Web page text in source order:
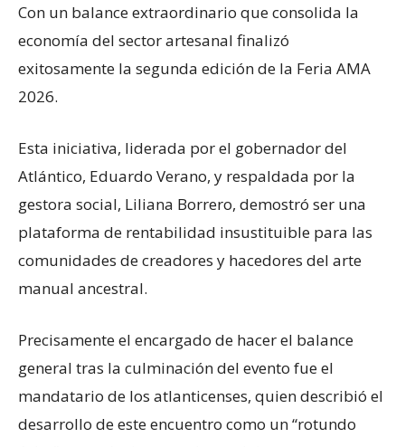
Con un balance extraordinario que consolida la
economía del sector artesanal finalizó
exitosamente la segunda edición de la Feria AMA
2026.
Esta iniciativa, liderada por el gobernador del
Atlántico, Eduardo Verano, y respaldada por la
gestora social, Liliana Borrero, demostró ser una
plataforma de rentabilidad insustituible para las
comunidades de creadores y hacedores del arte
manual ancestral.
Precisamente el encargado de hacer el balance
general tras la culminación del evento fue el
mandatario de los atlanticenses, quien describió el
desarrollo de este encuentro como un “rotundo